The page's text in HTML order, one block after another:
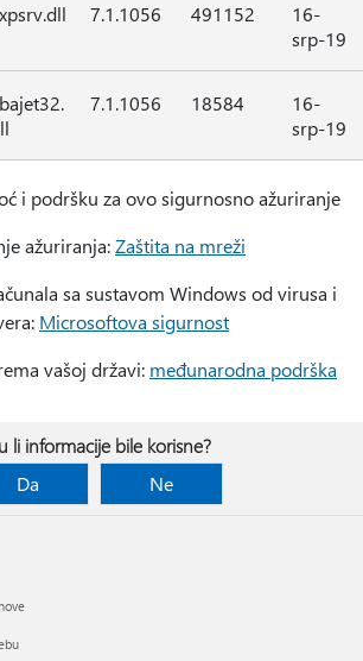
7.1.1056 491152
16-
srp-19
7.1.1056 18584
16-
srp-19
i podršku za ovo sigurnosno ažuriranje
ažuriranja:Zaštita na mreži
sa sustavom Windows od virusa i
Microsoftova sigurnost
vašoj državi: međunarodna podrška
li informacije bile korisne?
Da
Ne